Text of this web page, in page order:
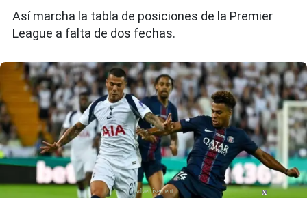
Así marcha la tabla de posiciones de la Premier
League a falta de dos fechas.
X
X
X